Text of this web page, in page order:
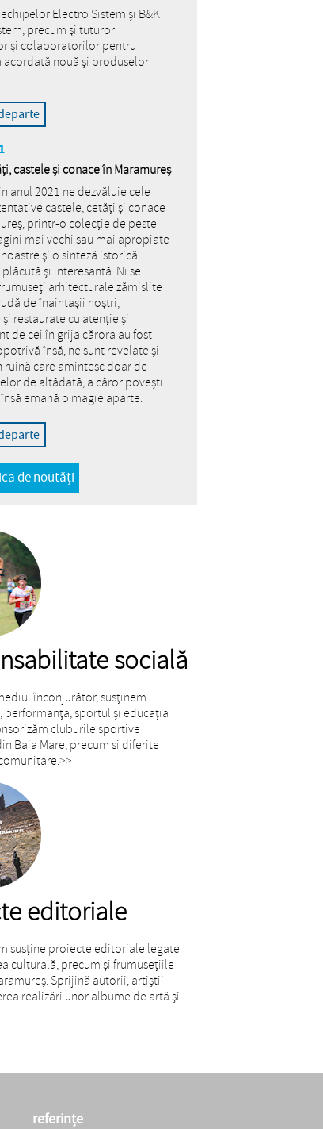
Electro Sistem și B&K
precum și tuturor
și colaboratorilor pentru
acordată nouă și produselor
castele și conace în Maramureș
anul 2021 ne dezvăluie cele
castele, cetăți și conace
printr-o colecție de peste
mai vechi sau mai apropiate
și o sinteză istorică
și interesantă. Ni se
arhitecturale zămislite
de înaintașii noștri,
restaurate cu atenție și
de cei în grija cărora au fost
însă, ne sunt revelate și
care amintesc doar de
de altădată, a căror povești
emană o magie aparte.
de noutăți
socială
înconjurător, susținem
performanța, sportul și educația
cluburile sportive
Baia Mare, precum si diferite
>>
editoriale
susţine proiecte editoriale legate
culturală, precum și frumusețiile
Sprijină autorii, artiștii
realizări unor albume de artă și
referințe